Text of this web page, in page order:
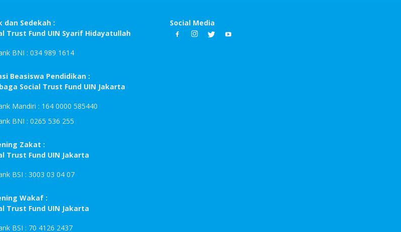
dan Sedekah :
Trust Fund UIN Syarif Hidayatullah
BNI : 034 989 1614
Beasiswa Pendidikan :
Social Trust Fund UIN Jakarta
Mandiri : 164 0000 585440
BNI : 0265 536 255
Zakat :
Trust Fund UIN Jakarta
BSI : 3003 03 04 07
Wakaf :
Trust Fund UIN Jakarta
BSI : 70 4126 2437
Social Media